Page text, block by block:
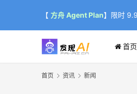
【 方舟 Agent Plan】限时
首页
首页 资讯 新闻